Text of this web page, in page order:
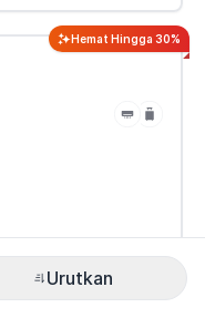
Hemat Hingga 30%
Urutkan